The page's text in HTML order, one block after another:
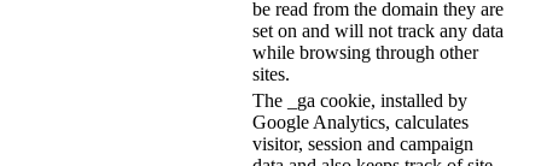
be read from the domain they are
set on and will not track any data
while browsing through other
sites.
The _ga cookie, installed by
Google Analytics, calculates
visitor, session and campaign